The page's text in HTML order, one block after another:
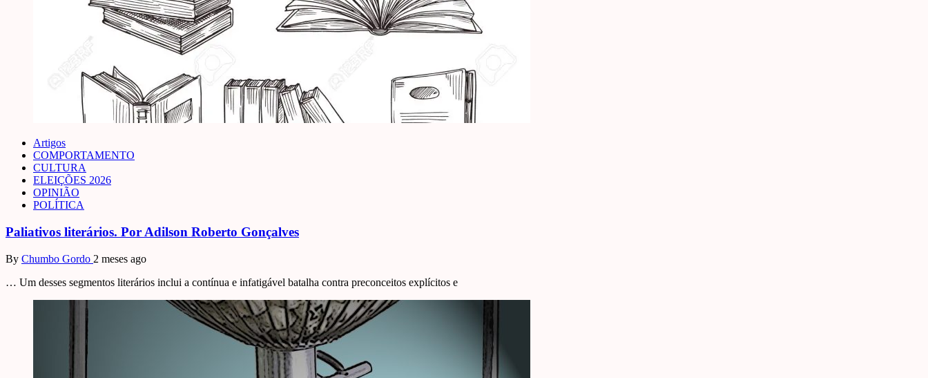
Artigos
COMPORTAMENTO
CULTURA
ELEIÇÕES 2026
OPINIÃO
POLÍTICA
Paliativos literários. Por Adilson Roberto Gonçalves
By Chumbo Gordo 2 meses ago
… Um desses segmentos literários inclui a contínua e infatigável batalha contra preconceitos explícitos e